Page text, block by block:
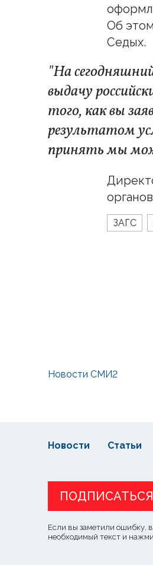
Об
Седых.
"На
выдачу
того, как вы
результатом
принять мы
ЗАГС
Новости СМИ2
ПОДПИСАТЬСЯ
Если вы заметили ошибку,
необходимый текст и
Новости Статьи